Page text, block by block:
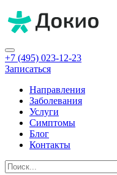
+7 (495) 023-12-23
Записаться
Направления
Заболевания
Услуги
Симптомы
Блог
Контакты